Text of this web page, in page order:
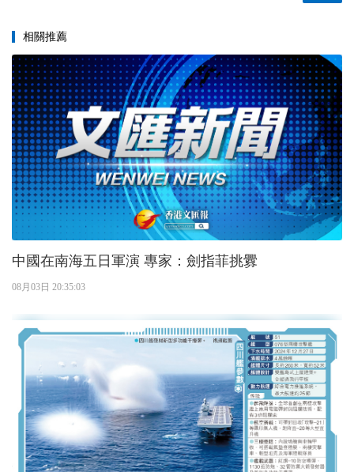
相關推薦
中國在南海五日軍演 專家：劍指菲挑釁
08月03日 20:35:03